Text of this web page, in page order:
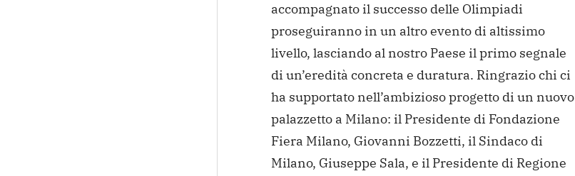
accompagnato il successo delle Olimpiadi
proseguiranno in un altro evento di altissimo
livello, lasciando al nostro Paese il primo segnale
di un’eredità concreta e duratura. Ringrazio chi ci
ha supportato nell’ambizioso progetto di un nuovo
palazzetto a Milano: il Presidente di Fondazione
Fiera Milano, Giovanni Bozzetti, il Sindaco di
Milano, Giuseppe Sala, e il Presidente di Regione